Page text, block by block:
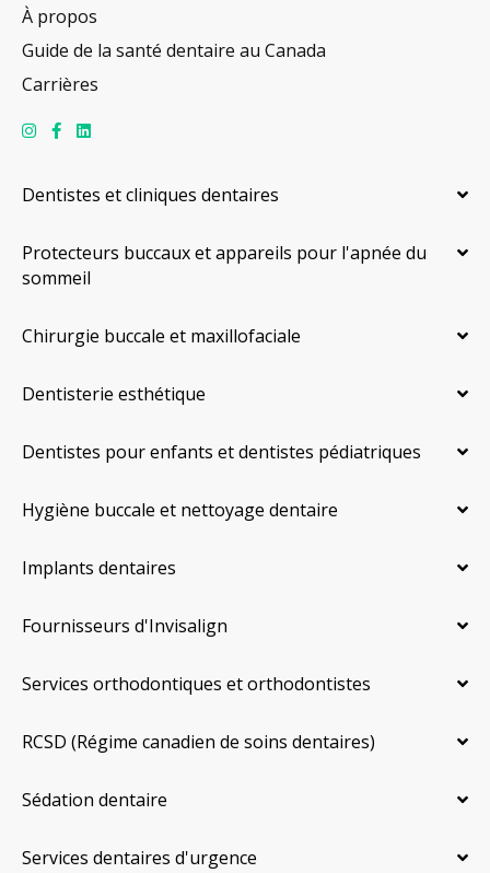
À propos
Guide de la santé dentaire au Canada
Carrières
Dentistes et cliniques dentaires
Protecteurs buccaux et appareils pour l'apnée du
sommeil
Chirurgie buccale et maxillofaciale
Dentisterie esthétique
Dentistes pour enfants et dentistes pédiatriques
Hygiène buccale et nettoyage dentaire
Implants dentaires
Fournisseurs d'Invisalign
Services orthodontiques et orthodontistes
RCSD (Régime canadien de soins dentaires)
Sédation dentaire
Services dentaires d'urgence